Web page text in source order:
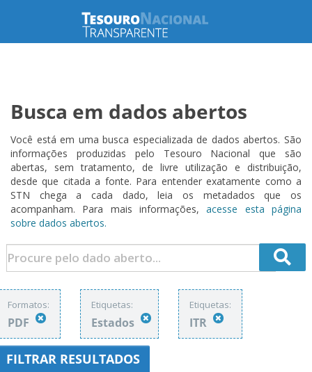
Busca em dados abertos
Você está em uma busca especializada de dados abertos. São
informações produzidas pelo Tesouro Nacional que são
abertas, sem tratamento, de livre utilização e distribuição,
desde que citada a fonte. Para entender exatamente como a
STN chega a cada dado, leia os metadados que os
acompanham. Para mais informações,acesse esta página
sobre dados abertos.
Formatos:
PDF
Etiquetas:
Estados
Etiquetas:
ITR
FILTRAR RESULTADOS